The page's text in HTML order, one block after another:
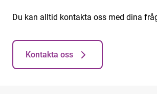
Du kan alltid kontakta oss med dina
Kontakta oss